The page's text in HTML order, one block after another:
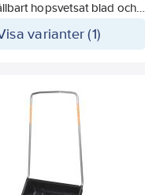
hopsvetsat blad och
varianter (1)